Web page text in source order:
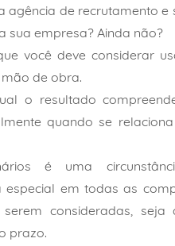
de recrutamento e
sua empresa? Ainda não?
você deve considerar
de obra.
o resultado
quando se
é uma
em todas as
consideradas, seja
prazo.